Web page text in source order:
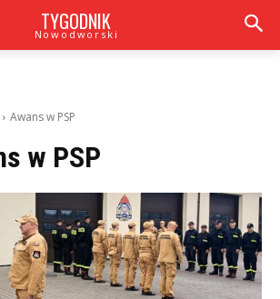
TYGODNIK
Nowodworski
Awans w PSP
w PSP